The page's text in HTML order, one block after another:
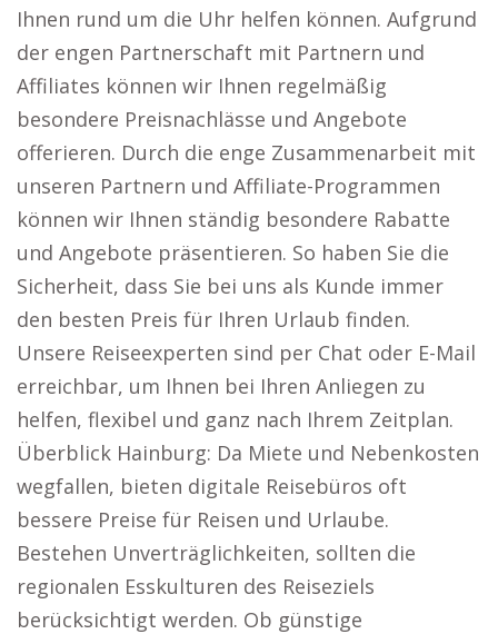
Ihnen rund um die Uhr helfen können. Aufgrund
der engen Partnerschaft mit Partnern und
Affiliates können wir Ihnen regelmäßig
besondere Preisnachlässe und Angebote
offerieren. Durch die enge Zusammenarbeit mit
unseren Partnern und Affiliate-Programmen
können wir Ihnen ständig besondere Rabatte
und Angebote präsentieren. So haben Sie die
Sicherheit, dass Sie bei uns als Kunde immer
den besten Preis für Ihren Urlaub finden.
Unsere Reiseexperten sind per Chat oder E-Mail
erreichbar, um Ihnen bei Ihren Anliegen zu
helfen, flexibel und ganz nach Ihrem Zeitplan.
Überblick Hainburg: Da Miete und Nebenkosten
wegfallen, bieten digitale Reisebüros oft
bessere Preise für Reisen und Urlaube.
Bestehen Unverträglichkeiten, sollten die
regionalen Esskulturen des Reiseziels
berücksichtigt werden. Ob günstige